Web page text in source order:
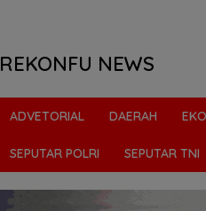
REKONFU NEWS
Berani
Transparan
ADVETORIAL DAERAH
SEPUTAR POLRI SEPUTAR TNI